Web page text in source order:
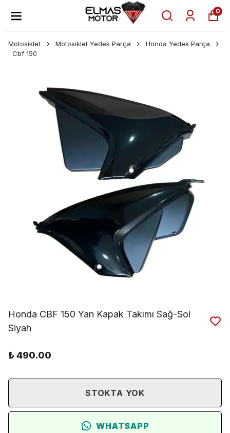
0
Motosiklet Motosiklet Yedek Parça
Honda Yedek Parça
Cbf 150
Honda CBF 150 Yan Kapak Takımı Sağ-Sol
Siyah
₺ 490.00
STOKTA YOK
WHATSAPP